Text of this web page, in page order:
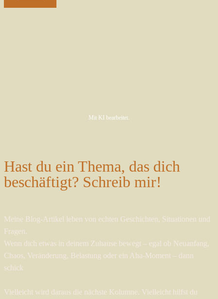
Hast du ein Thema, das dich
beschäftigt? Schreib mir!
Meine Blog-Artikel leben von echten Geschichten, Situationen und
Fragen.
Wenn dich etwas in deinem Zuhause bewegt – egal ob Neuanfang,
Chaos, Veränderung, Belastung oder ein Aha-Moment – dann
schick
Vielleicht wird daraus die nächste Kolumne. Vielleicht hilfst du
Mit KI bearbeitet.